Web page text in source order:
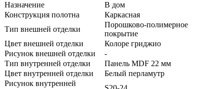
Назначение
В дом
Конструкция полотна
Каркасная
Тип внешней отделки
Порошково-полимерное
покрытие
Цвет внешней отделки
Колоре гриджио
Рисунок внешней отделки
-
Тип внутренней отделки
Панель MDF 22 мм
Цвет внутренней отделки
Белый перламутр
Рисунок внутренней